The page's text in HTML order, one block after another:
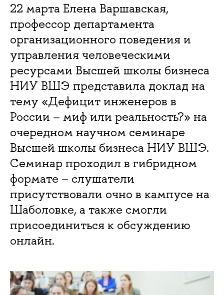
22 марта Елена Варшавская,
профессор департамента
организационного поведения и
управления человеческими
ресурсами Высшей школы бизнеса
НИУ ВШЭ представила доклад на
тему «Дефицит инженеров в
России – миф или реальность?» на
очередном научном семинаре
Высшей школы бизнеса НИУ ВШЭ.
Семинар проходил в гибридном
формате – слушатели
присутствовали очно в кампусе на
Шаболовке, а также смогли
присоединиться к обсуждению
онлайн.